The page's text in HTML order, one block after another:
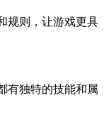
规则，让游戏更具
有独特的技能和属